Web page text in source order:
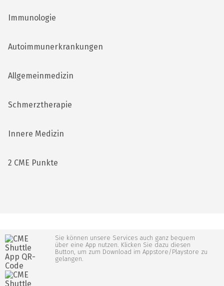
Immunologie
Autoimmunerkrankungen
Allgemeinmedizin
Schmerztherapie
Innere Medizin
2 CME Punkte
Sie können unsere Services auch ganz bequem
über eine App nutzen. Klicken Sie dazu diesen
Button, um zum Download im Appstore/Playstore zu
gelangen.
Mit dem CMEducation.de-Newsletter erhalten Sie
regelmäßige Informationen zu neuen